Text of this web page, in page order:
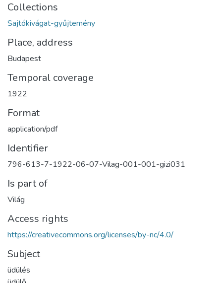
Collections
Sajtókivágat-gyűjtemény
Place, address
Budapest
Temporal coverage
1922
Format
application/pdf
Identifier
796-613-7-1922-06-07-Vilag-001-001-gizi031
Is part of
Világ
Access rights
https://creativecommons.org/licenses/by-nc/4.0/
Subject
üdülés